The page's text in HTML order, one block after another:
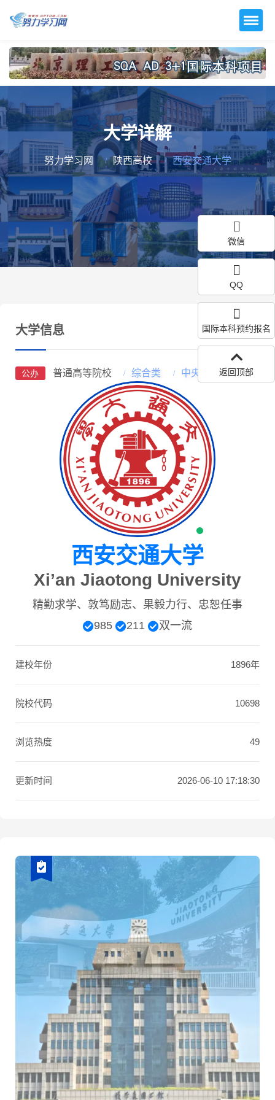
大学详解
努力学习网 陕西高校 西安交通大学
大学信息
公办 普通高等院校 综合类 中央部属高校
西安交通大学
Xi’an Jiaotong University
精勤求学、敦笃励志、果毅力行、忠恕任事
985
211 双一流
建校年份 1896年
院校代码 10698
浏览热度 49
更新时间 2026-06-10 17:18:30
微信
QQ
国际本科预约报名
返回顶部